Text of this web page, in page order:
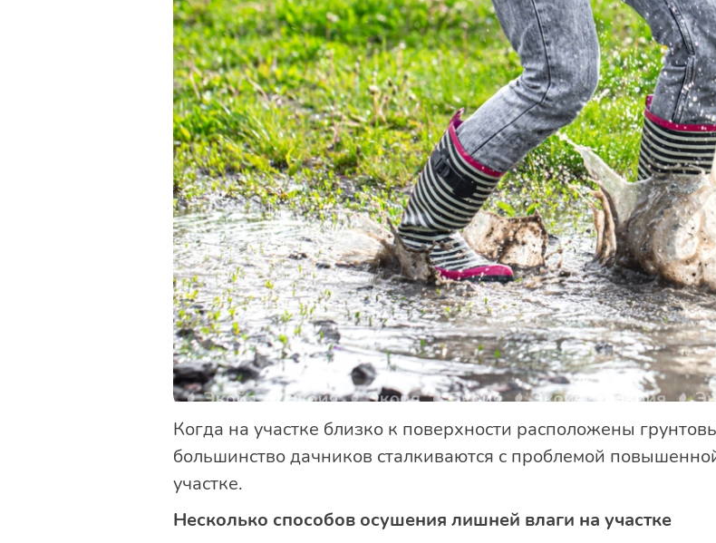
Когда на участке близко к поверхности расположены
большинство дачников сталкиваются с проблемой
участке.
Несколько способов осушения лишней влаги на участке